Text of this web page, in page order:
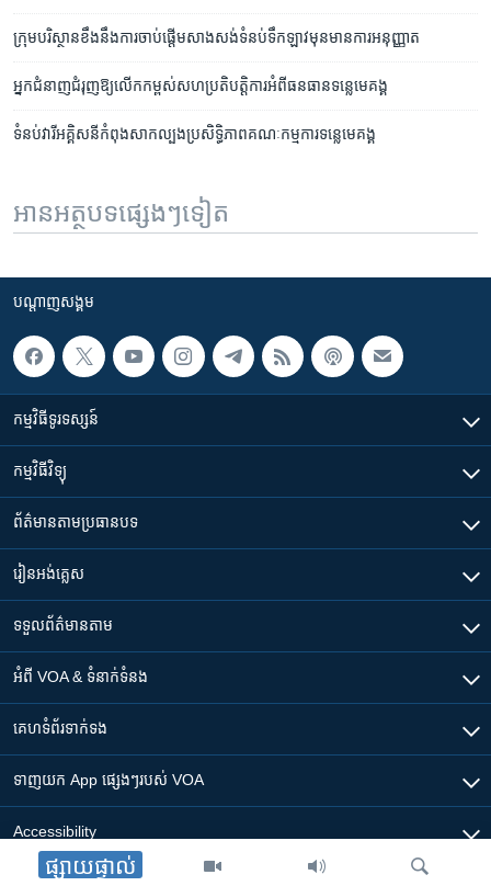
ផ្សាយផ្ទាល់
ក្រុម​បរិស្ថាន​ខឹង​នឹង​ការ​ចាប់ផ្តើម​សាងសង់​ទំនប់​ទឹក​ឡាវ​មុន​មាន​ការ​អនុញ្ញាត
អ្នក​ជំនាញ​ជំរុញ​ឱ្យ​លើក​កម្ពស់​សហ​​ប្រតិបត្ដិការ​អំពី​ធន​ធាន​ទន្លេ​មេគង្គ
ទំនប់​វារី​អគ្គិសនី​​កំពុង​សាក​ល្បង​ប្រសិទ្ធិភាព​គណៈ​កម្មការ​ទន្លេ​មេគង្គ
អានអត្ថបទផ្សេងៗទៀត
បណ្តាញ​សង្គម
កម្មវិធី​ទូរទស្សន៍
កម្មវិធី​វិទ្យុ
ព័ត៌មាន​តាមប្រធានបទ​
រៀន​​អង់គ្លេស
ទទួល​ព័ត៌មាន​តាម
អំពី​ VOA & ទំនាក់ទំនង
គេហទំព័រ​​ទាក់ទង
ទាញយក​ App ផ្សេងៗ​របស់​ VOA
Accessibility